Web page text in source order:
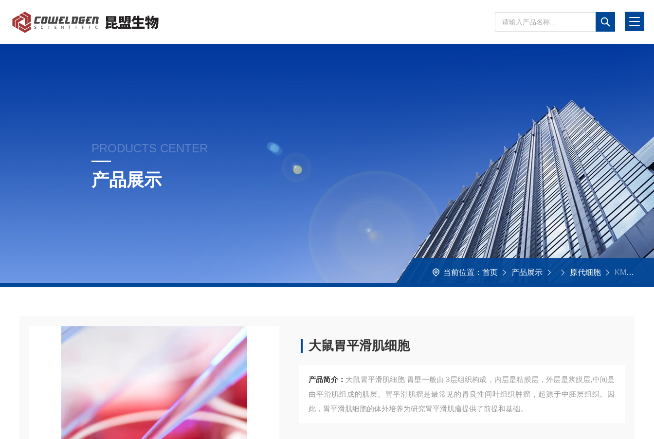
PRODUCTS CENTER
产品展示
当前位置： 首页 产品展示 原代细胞 KMCC-002-039大鼠胃平滑肌细胞
大鼠胃平滑肌细胞
产品简介： 大鼠胃平滑肌细胞 胃壁一般由 3层组织构成，内层是粘膜层，外层是浆膜层,中间是
由平滑肌组成的肌层。胃平滑肌瘤是最常见的胃良性间叶组织肿瘤，起源于中胚层组织。因
此，胃平滑肌细胞的体外培养为研究胃平滑肌瘤提供了前提和基础。